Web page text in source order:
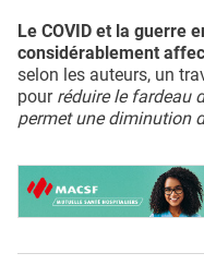
Le COVID et la guerre
considérablement
selon les auteurs, un
pour réduire le fardeau
permet une diminution